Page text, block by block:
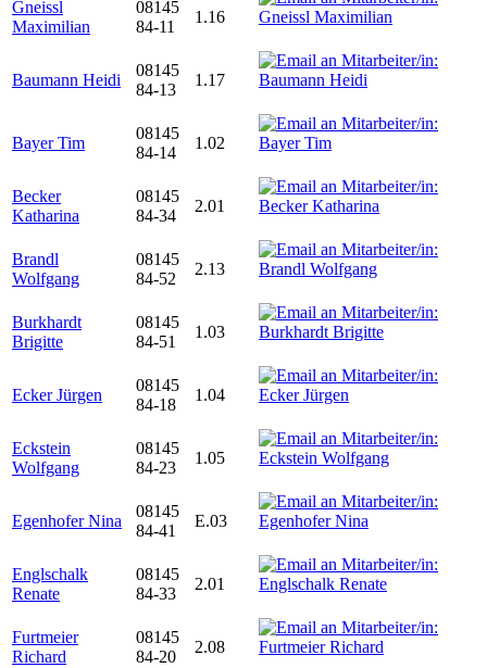
Gneissl
Maximilian
08145
84-11
1.16
Baumann Heidi
08145
84-13
1.17
Bayer Tim
08145
84-14
1.02
Becker
Katharina
08145
84-34
2.01
Brandl
Wolfgang
08145
84-52
2.13
Burkhardt
Brigitte
08145
84-51
1.03
Ecker Jürgen
08145
84-18
1.04
Eckstein
Wolfgang
08145
84-23
1.05
Egenhofer Nina
08145
84-41
E.03
Englschalk
Renate
08145
84-33
2.01
Furtmeier
Richard
08145
84-20
2.08